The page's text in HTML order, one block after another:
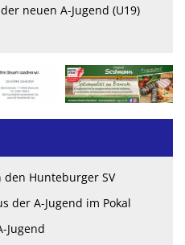
neuen A-Jugend (U19)
den Hunteburger SV
der A-Jugend im Pokal
Jugend